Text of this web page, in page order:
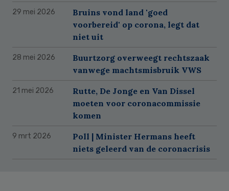
29 mei 2026
Bruins vond land 'goed
voorbereid' op corona, legt dat
niet uit
28 mei 2026
Buurtzorg overweegt rechtszaak
vanwege machtsmisbruik VWS
21 mei 2026
Rutte, De Jonge en Van Dissel
moeten voor coronacommissie
komen
9 mrt 2026
Poll | Minister Hermans heeft
niets geleerd van de coronacrisis